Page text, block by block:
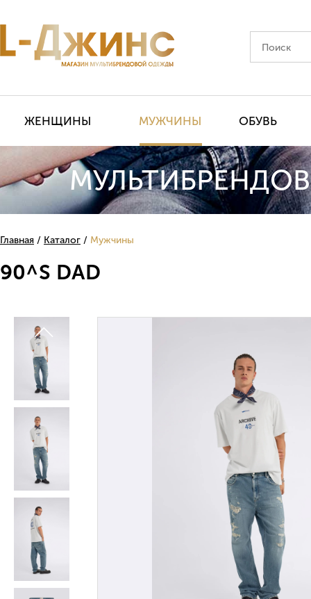
ЖЕНЩИНЫ МУЖЧИНЫ ОБУВЬ
Главная Каталог Мужчины
90^S DAD